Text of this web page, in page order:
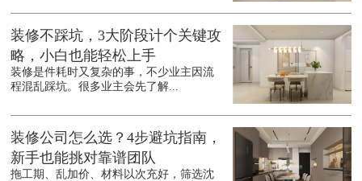
装修不踩坑，3大阶段计个关键攻
略，小白也能轻松上手
装修是件耗时又复杂的事，不少业主因流
程混乱踩坑。很多业主会先了解...
装修公司怎么选？4步避坑指南，
新手也能挑对靠谱团队
拖工期、乱加价、材料以次充好，筛选沈